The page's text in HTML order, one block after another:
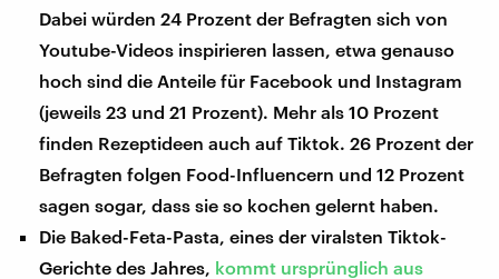
Dabei würden 24 Prozent der Befragten sich von
Youtube-Videos inspirieren lassen, etwa genauso
hoch sind die Anteile für Facebook und Instagram
(jeweils 23 und 21 Prozent). Mehr als 10 Prozent
finden Rezeptideen auch auf Tiktok. 26 Prozent der
Befragten folgen Food-Influencern und 12 Prozent
sagen sogar, dass sie so kochen gelernt haben.
Die Baked-Feta-Pasta, eines der viralsten Tiktok-
Gerichte des Jahres, kommt ursprünglich aus